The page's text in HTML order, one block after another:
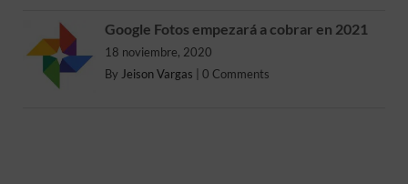
Google Fotos empezará a cobrar en 2021
18 noviembre, 2020
By Jeison Vargas | 0 Comments